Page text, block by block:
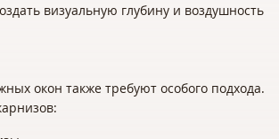
визуальную глубину и воздушность
окон также требуют особого подхода.